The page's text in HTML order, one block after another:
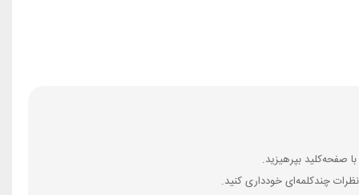
چندکلمه‌‌ای خودداری کنید.